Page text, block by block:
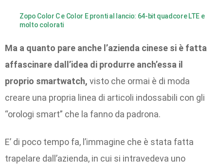
Zopo Color C e Color E pronti al lancio: 64-bit quadcore LTE e
molto colorati
Ma a quanto pare anche l’azienda cinese si è fatta
affascinare dall’idea di produrre anch’essa il
proprio smartwatch, visto che ormai è di moda
creare una propria linea di articoli indossabili con gli
“orologi smart” che la fanno da padrona.
E’ di poco tempo fa, l’immagine che è stata fatta
trapelare dall’azienda, in cui si intravedeva uno